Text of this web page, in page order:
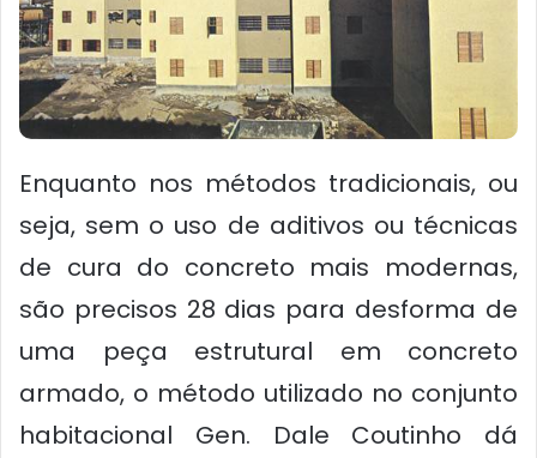
Enquanto nos métodos tradicionais, ou
seja, sem o uso de aditivos ou técnicas
de cura do concreto mais modernas,
são precisos 28 dias para desforma de
uma peça estrutural em concreto
armado, o método utilizado no conjunto
habitacional Gen. Dale Coutinho dá